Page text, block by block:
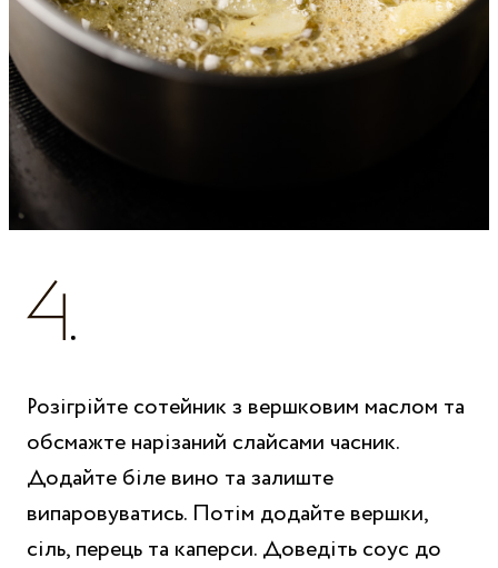
Розігрійте сотейник з вершковим маслом та
обсмажте нарізаний слайсами часник.
Додайте біле вино та залиште
випаровуватись. Потім додайте вершки,
сіль, перець та каперси. Доведіть соус до